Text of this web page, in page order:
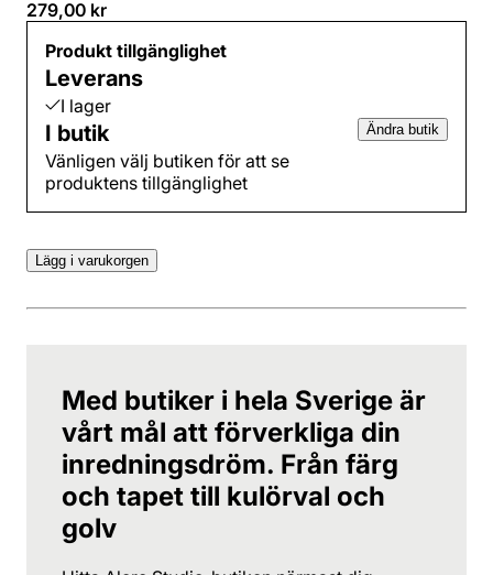
279,00 kr
Produkt tillgänglighet
Leverans
I lager
I butik
Vänligen välj butiken för att se
produktens tillgänglighet
Ändra butik
Lägg i varukorgen
Med butiker i hela Sverige är
vårt mål att förverkliga din
inredningsdröm. Från färg
och tapet till kulörval och
golv